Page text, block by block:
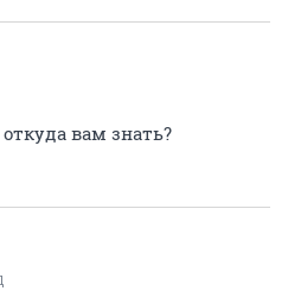
вам знать?